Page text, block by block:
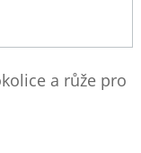
a růže pro